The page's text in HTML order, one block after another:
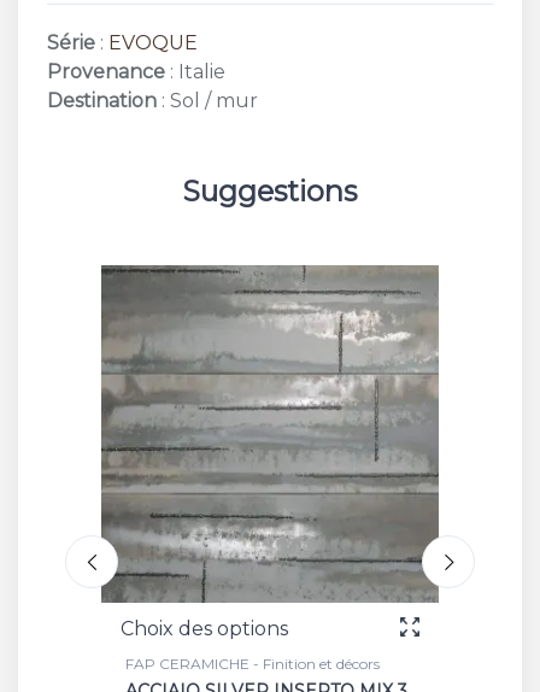
Série : EVOQUE
Provenance : Italie
Destination : Sol / mur
Suggestions
Choix des options
FAP CERAMICHE - Finition et décors